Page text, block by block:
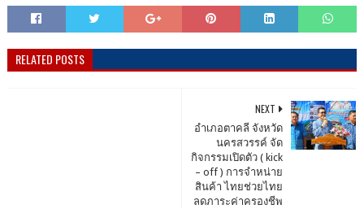
RELATED POSTS
NEXT
อำเภอตาคลี จังหวัด
นครสวรรค์ จัด
กิจกรรมเปิดตัว ( kick
– off ) การจำหน่าย
สินค้า ไทยช่วยไทย
ลดภาระค่าครองชีพ